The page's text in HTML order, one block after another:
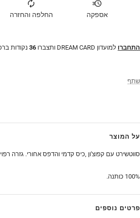
אספקה החלפה והחזרה
התחברו למועדון DREAM CARD ותצברו 36 נקודות
שתף
על המוצר
סווטשירט עם קפוצ'ון ,כיס קדמי והדפס אחורי. גזרה
100% כותנה.
פרטים נוספים